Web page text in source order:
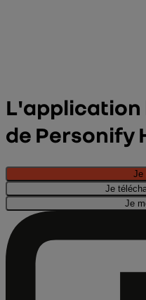
L'application
de Personify
Je
Je
Je